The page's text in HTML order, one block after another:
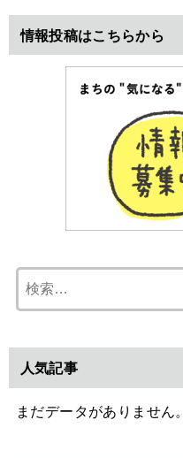
情報投稿はこちらから
人気記事
まだデータがありません。